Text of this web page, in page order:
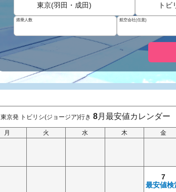
東京(羽田・成田) トビ
搭乗人数 航空会社(任意)
東京発 トビリシ(ジョージア)行き 8月最安値カレンダー
月 火 水 木 金
7
最安値検